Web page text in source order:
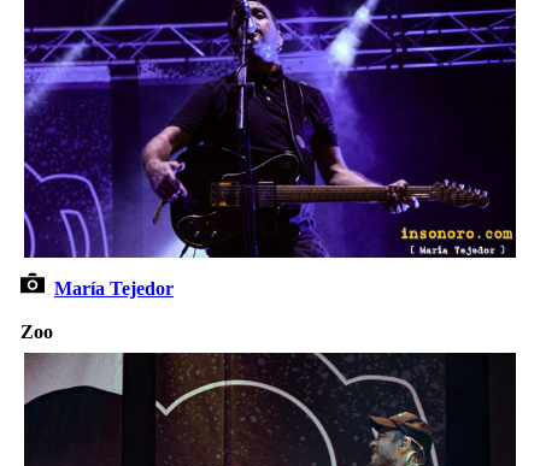
María Tejedor
Zoo